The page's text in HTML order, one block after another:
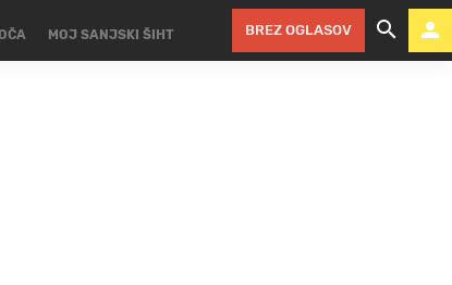
MOJ SANJSKI ŠIHT BREZ OGLASOV